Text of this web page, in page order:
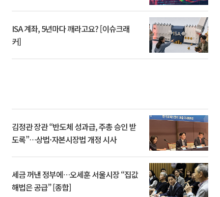
ISA 계좌, 5년마다 깨라고요? [이슈크래
커]
김정관 장관 “반도체 성과급, 주총 승인 받
도록”…상법·자본시장법 개정 시사
세금 꺼낸 정부에…오세훈 서울시장 “집값
해법은 공급” [종합]